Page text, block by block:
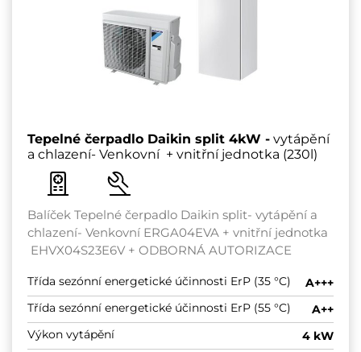
Tepelné čerpadlo Daikin split 4kW - vytápění
a chlazení- Venkovní + vnitřní jednotka (230l)
Balíček Tepelné čerpadlo Daikin split- vytápění a
chlazení- Venkovní ERGA04EVA + vnitřní jednotka
EHVX04S23E6V + ODBORNÁ AUTORIZACE
Třída sezónní energetické účinnosti ErP (35 °C)
A+++
Třída sezónní energetické účinnosti ErP (55 °C)
A++
Výkon vytápění
4 kW